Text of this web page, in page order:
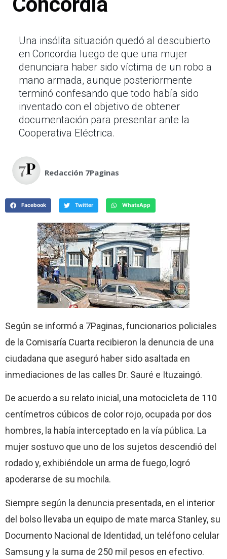
Una insólita situación quedó al descubierto
en Concordia luego de que una mujer
denunciara haber sido víctima de un robo a
mano armada, aunque posteriormente
terminó confesando que todo había sido
inventado con el objetivo de obtener
documentación para presentar ante la
Cooperativa Eléctrica.
Redacción 7Paginas
Facebook Twitter WhatsApp
Según se informó a 7Paginas, funcionarios policiales
de la Comisaría Cuarta recibieron la denuncia de una
ciudadana que aseguró haber sido asaltada en
inmediaciones de las calles Dr. Sauré e Ituzaingó.
De acuerdo a su relato inicial, una motocicleta de 110
centímetros cúbicos de color rojo, ocupada por dos
hombres, la había interceptado en la vía pública. La
mujer sostuvo que uno de los sujetos descendió del
rodado y, exhibiéndole un arma de fuego, logró
apoderarse de su mochila.
Siempre según la denuncia presentada, en el interior
del bolso llevaba un equipo de mate marca Stanley, su
Documento Nacional de Identidad, un teléfono celular
Samsung y la suma de 250 mil pesos en efectivo.